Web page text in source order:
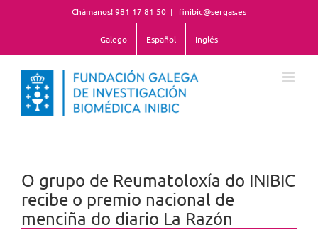
to
Chámanos! 981 17 81 50 | finibic@sergas.es
Galego Español Inglés
O grupo de Reumatoloxía do INIBIC
recibe o premio nacional de
menciña do diario La Razón